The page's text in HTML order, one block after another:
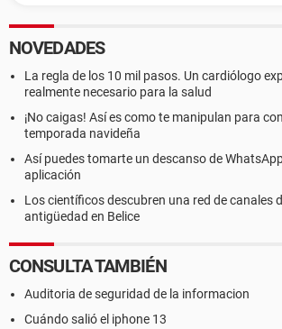
NOVEDADES
La regla de los 10 mil pasos. Un cardiólogo
realmente necesario para la salud
¡No caigas! Así es como te manipulan para
temporada navideña
Así puedes tomarte un descanso de
aplicación
Los científicos descubren una red de canales
antigüedad en Belice
CONSULTA TAMBIÉN
Auditoria de seguridad de la informacion
Cuándo salió el iphone 13